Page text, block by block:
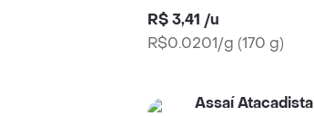
R$ 3,41 /u
R$0.0201/g (170 g)
Assaí Atacadista